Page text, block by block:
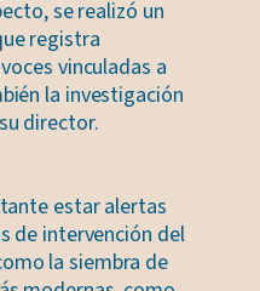
se realizó un
registra
vinculadas a
la investigación
director.
estar alertas
de intervención del
la siembra de